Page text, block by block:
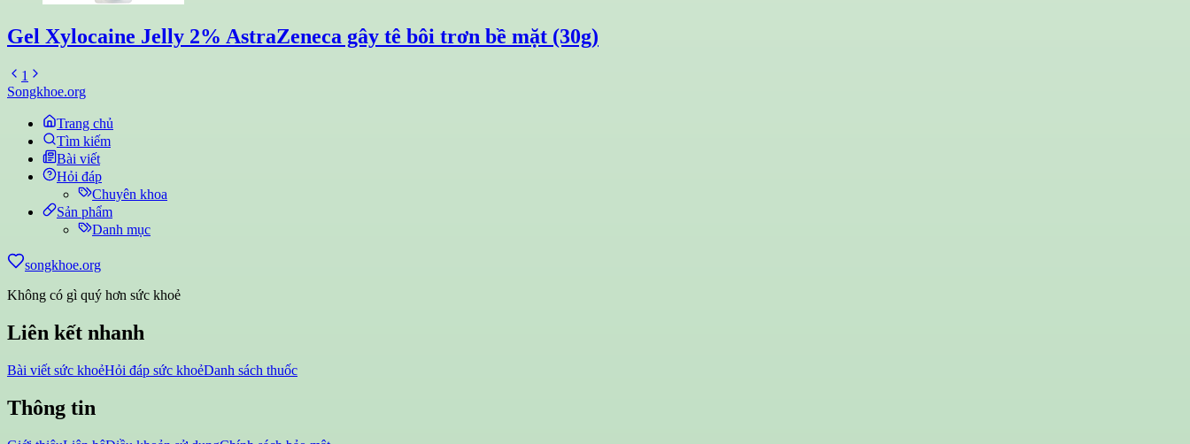
Gel Xylocaine Jelly 2% AstraZeneca gây tê bôi trơn bề mặt (30g)
1
Songkhoe.org
Trang chủ
Tìm kiếm
Bài viết
Hỏi đáp
Chuyên khoa
Sản phẩm
Danh mục
songkhoe.org
Không có gì quý hơn sức khoẻ
Liên kết nhanh
Bài viết sức khoẻHỏi đáp sức khoẻDanh sách thuốc
Thông tin